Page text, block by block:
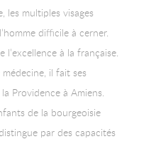
les multiples visages
difficile à cerner.
à la française.
il fait ses
Providence à Amiens.
de la bourgeoisie
par des capacités